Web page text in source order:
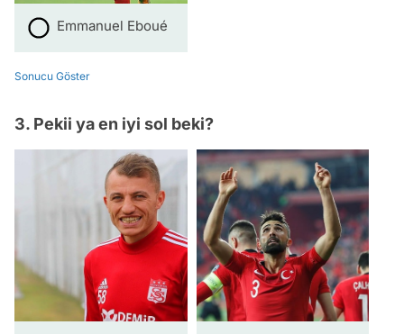
Emmanuel Eboué
Sonucu Göster
3. Pekii ya en iyi sol beki?